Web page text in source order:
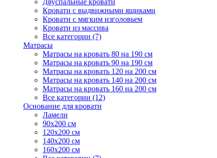
Двуспальные кровати
Кровати с выдвижными ящиками
Кровати с мягким изголовьем
Кровати из массива
Все категории (7)
Матрасы
Матрасы на кровать 80 на 190 см
Матрасы на кровать 90 на 190 см
Матрасы на кровать 120 на 200 см
Матрасы на кровать 140 на 200 см
Матрасы на кровать 160 на 200 см
Все категории (12)
Основание для кровати
Ламели
90х200 см
120х200 см
140х200 см
160х200 см